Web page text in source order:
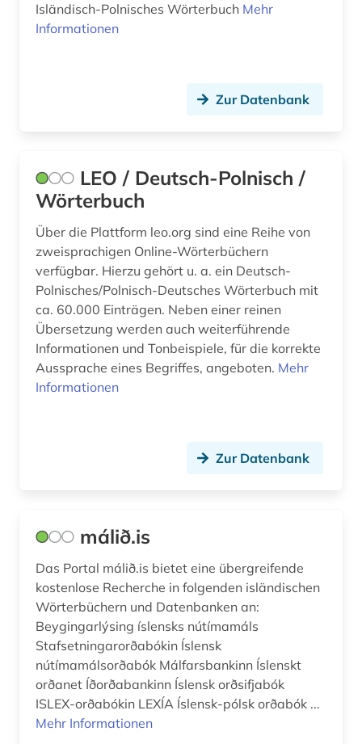
Isländisch-Polnisches Wörterbuch Mehr
Informationen
Zur Datenbank
LEO / Deutsch-Polnisch /
Wörterbuch
Über die Plattform leo.org sind eine Reihe von
zweisprachigen Online-Wörterbüchern
verfügbar. Hierzu gehört u. a. ein Deutsch-
Polnisches/Polnisch-Deutsches Wörterbuch mit
ca. 60.000 Einträgen. Neben einer reinen
Übersetzung werden auch weiterführende
Informationen und Tonbeispiele, für die korrekte
Aussprache eines Begriffes, angeboten. Mehr
Informationen
Zur Datenbank
málið.is
Das Portal málið.is bietet eine übergreifende
kostenlose Recherche in folgenden isländischen
Wörterbüchern und Datenbanken an:
Beygingarlýsing íslensks nútímamáls
Stafsetningarorðabókin Íslensk
nútímamálsorðabók Málfarsbankinn Íslenskt
orðanet Íðorðabankinn Íslensk orðsifjabók
ISLEX-orðabókin LEXÍA Íslensk-pólsk orðabók ...
Mehr Informationen